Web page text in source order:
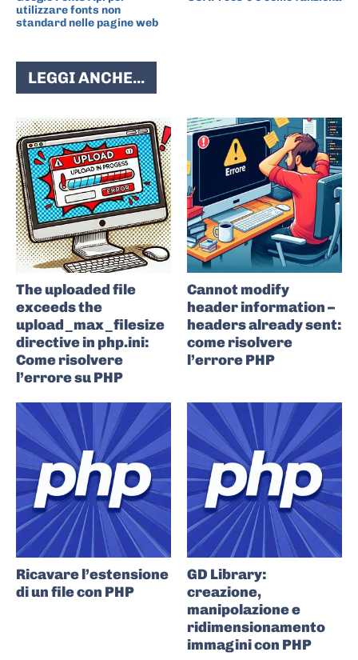
utilizzare fonts non
standard nelle pagine web
LEGGI ANCHE...
The uploaded file
exceeds the
upload_max_filesize
directive in php.ini:
Come risolvere
l’errore su PHP
Cannot modify
header information –
headers already sent:
come risolvere
l’errore PHP
Ricavare l’estensione
di un file con PHP
GD Library:
creazione,
manipolazione e
ridimensionamento
immagini con PHP